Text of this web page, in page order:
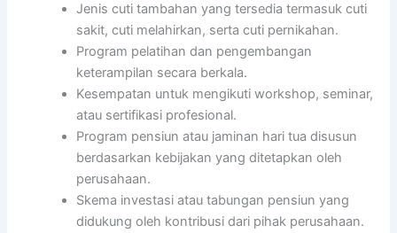
Jenis cuti tambahan yang tersedia termasuk cuti
sakit, cuti melahirkan, serta cuti pernikahan.
Program pelatihan dan pengembangan
keterampilan secara berkala.
Kesempatan untuk mengikuti workshop, seminar,
atau sertifikasi profesional.
Program pensiun atau jaminan hari tua disusun
berdasarkan kebijakan yang ditetapkan oleh
perusahaan.
Skema investasi atau tabungan pensiun yang
didukung oleh kontribusi dari pihak perusahaan.